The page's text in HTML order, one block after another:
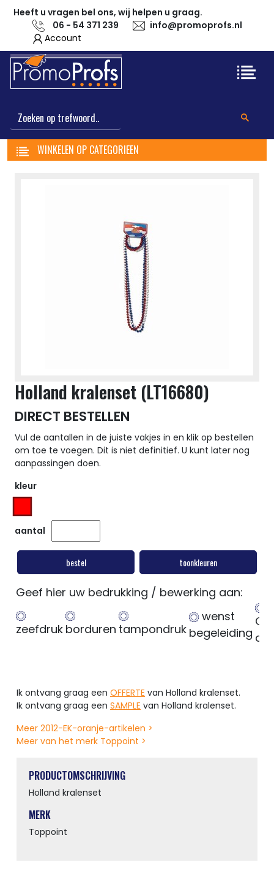
Heeft u vragen bel ons, wij helpen u graag.
06 - 54 371 239
info@promoprofs.nl
Account
WINKELEN OP CATEGORIEEN
Holland kralenset (LT16680)
DIRECT BESTELLEN
Vul de aantallen in de juiste vakjes in en klik op bestellen
om toe te voegen. Dit is niet definitief. U kunt later nog
aanpassingen doen.
kleur
aantal
bestel toonkleuren
Geef hier uw bedrukking / bewerking aan:
zeefdruk borduren tampondruk
wenst
begeleiding
Ik ontvang graag een OFFERTE van Holland kralenset.
Ik ontvang graag een SAMPLE van Holland kralenset.
Meer 2012-EK-oranje-artikelen >
Meer van het merk Toppoint >
PRODUCTOMSCHRIJVING
Holland kralenset
MERK
Toppoint